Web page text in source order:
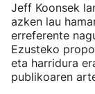
Jeff Koonsek
azken lau
erreferente
Ezusteko
eta harridura
publikoaren